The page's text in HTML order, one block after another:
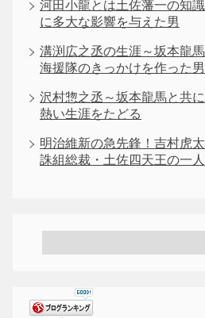
河田小龍とは土佐藩一の知
に多大な影響を与えた男
溝渕広之丞の生涯～坂本龍
海援隊のきっかけを作った男
沢村惣之丞～坂本龍馬と共
熱い生涯をたどる
明治維新の急先鋒！吉村虎
誅組総裁・土佐四天王の一人